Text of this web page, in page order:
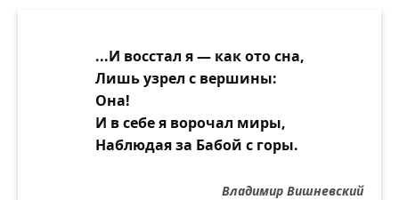
...И восстал я — как ото сна,
Лишь узрел с вершины:
Она!
И в себе я ворочал миры,
Наблюдая за Бабой с горы.
Владимир Вишневский